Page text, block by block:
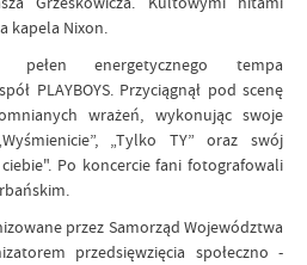
kapela Nixon.
energetycznego tempa
PLAYBOYS. Przyciągnął pod scenę
wrażeń, wykonując swoje
„Tylko TY” oraz swój
Po koncercie fani fotografowali
przez Samorząd Województwa
przedsięwzięcia społeczno -